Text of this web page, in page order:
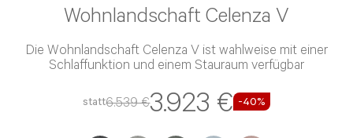
Wohnlandschaft Celenza V
Die Wohnlandschaft Celenza V ist wahlweise mit einer
Schlaffunktion und einem Stauraum verfügbar
statt6.539 €3.923 € -40%